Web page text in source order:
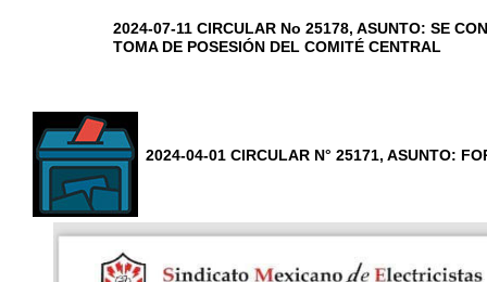
2024-07-11 CIRCULAR No 25178, ASUNTO: SE
TOMA DE POSESIÓN DEL COMITÉ CENTRAL
2024-04-01 CIRCULAR N° 25171, ASUNTO: